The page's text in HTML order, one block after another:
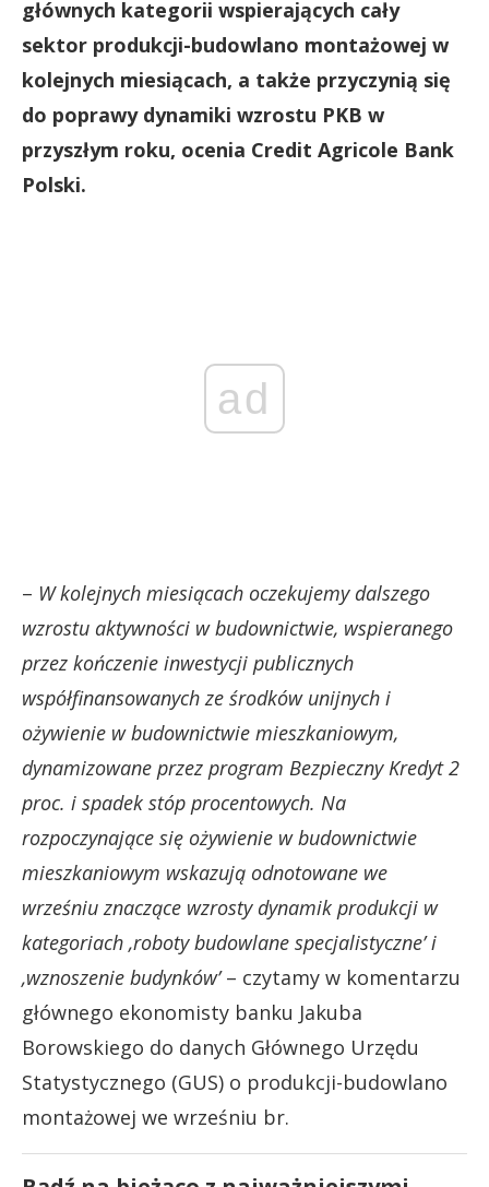
głównych kategorii wspierających cały
sektor produkcji-budowlano montażowej w
kolejnych miesiącach, a także przyczynią się
do poprawy dynamiki wzrostu PKB w
przyszłym roku, ocenia Credit Agricole Bank
Polski.
ad
– W kolejnych miesiącach oczekujemy dalszego
wzrostu aktywności w budownictwie, wspieranego
przez kończenie inwestycji publicznych
współfinansowanych ze środków unijnych i
ożywienie w budownictwie mieszkaniowym,
dynamizowane przez program Bezpieczny Kredyt 2
proc. i spadek stóp procentowych. Na
rozpoczynające się ożywienie w budownictwie
mieszkaniowym wskazują odnotowane we
wrześniu znaczące wzrosty dynamik produkcji w
kategoriach ‚roboty budowlane specjalistyczne’ i
‚wznoszenie budynków’– czytamy w komentarzu
głównego ekonomisty banku Jakuba
Borowskiego do danych Głównego Urzędu
Statystycznego (GUS) o produkcji-budowlano
montażowej we wrześniu br.